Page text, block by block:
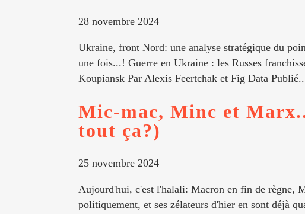
28 novembre 2024
Ukraine, front Nord: une analyse stratégique du
une fois...! Guerre en Ukraine : les Russes
Koupiansk Par Alexis Feertchak et Fig Data
Mic-mac, Minc et
tout ça?)
25 novembre 2024
Aujourd'hui, c'est l'halali: Macron en fin de règne,
politiquement, et ses zélateurs d'hier en sont déjà